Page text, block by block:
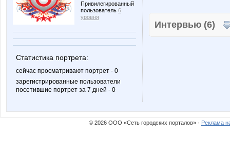
Привилегированный
пользователь 6
уровня
Статистика портрета:
сейчас просматривают портрет - 0
зарегистрированные пользователи
посетившие портрет за 7 дней - 0
Интервью (6)
© 2026 ООО «Сеть городских порталов» · Реклама